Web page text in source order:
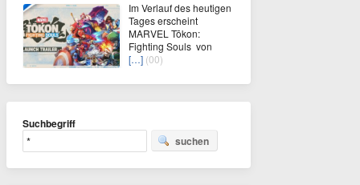
Im Verlauf des heutigen
Tages erscheint
MARVEL Tōkon:
Fighting Souls von
[…] (00)
Suchbegriff
suchen